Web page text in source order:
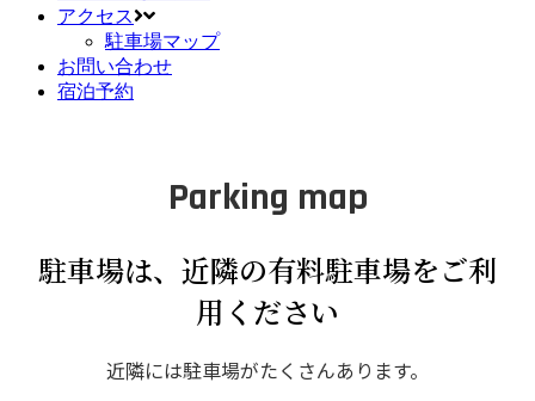
アクセス
駐車場マップ
お問い合わせ
宿泊予約
Parking map
駐車場は、近隣の有料駐車場をご利
用ください
近隣には駐車場がたくさんあります。